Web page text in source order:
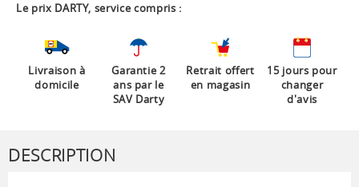
Le prix DARTY, service compris :
Livraison à
domicile
Garantie 2
ans par le
SAV Darty
Retrait offert
en magasin
15 jours pour
changer
d'avis
DESCRIPTION